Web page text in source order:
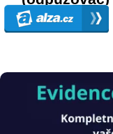
Obrázek